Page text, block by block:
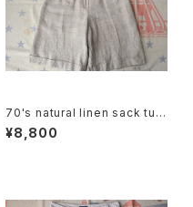
70's natural linen sack tuc
ked Culottes
¥8,800